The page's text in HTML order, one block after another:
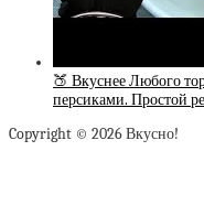
🍑 Вкуснее Любого
персиками. Простой
Copyright © 2026 Вкусно!